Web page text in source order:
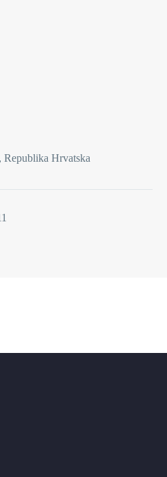
Republika Hrvatska